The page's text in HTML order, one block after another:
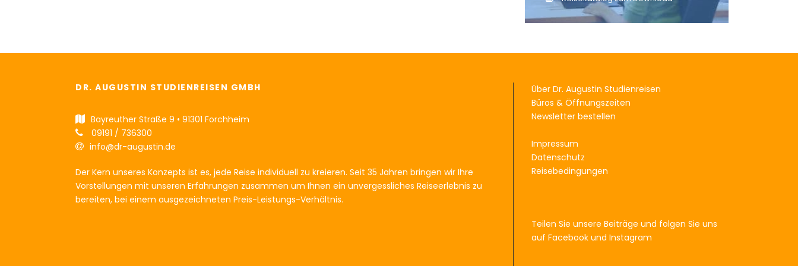
DR. AUGUSTIN STUDIENREISEN GMBH
Bayreuther Straße 9 • 91301 Forchheim
09191 / 736300
info@dr-augustin.de
Der Kern unseres Konzepts ist es, jede Reise individuell zu kreieren. Seit 35 Jahren bringen wir Ihre
Vorstellungen mit unseren Erfahrungen zusammen um Ihnen ein unvergessliches Reiseerlebnis zu
bereiten, bei einem ausgezeichneten Preis-Leistungs-Verhältnis.
Über Dr. Augustin Studienreisen
Büros & Öffnungszeiten
Newsletter bestellen
Impressum
Datenschutz
Reisebedingungen
Teilen Sie unsere Beiträge und folgen Sie uns
auf Facebook und Instagram